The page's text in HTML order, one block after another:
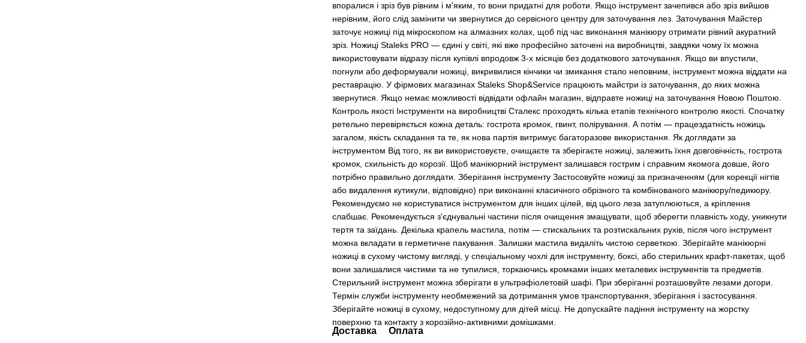
впоралися і зріз був рівним і м'яким, то вони придатні для роботи. Якщо інструмент зачепився або зріз вийшов
нерівним, його слід замінити чи звернутися до сервісного центру для заточування лез. Заточування Майстер
заточує ножиці під мікроскопом на алмазних колах, щоб під час виконання манікюру отримати рівний акуратний
зріз. Ножиці Staleks PRO — єдині у світі, які вже професійно заточені на виробництві, завдяки чому їх можна
використовувати відразу після купівлі впродовж 3-х місяців без додаткового заточування. Якщо ви впустили,
погнули або деформували ножиці, викривилися кінчики чи змикання стало неповним, інструмент можна віддати на
реставрацію. У фірмових магазинах Staleks Shop&Service працюють майстри із заточування, до яких можна
звернутися. Якщо немає можливості відвідати офлайн магазин, відправте ножиці на заточування Новою Поштою.
Контроль якості Інструменти на виробництві Сталекс проходять кілька етапів технічного контролю якості. Спочатку
ретельно перевіряється кожна деталь: гострота кромок, гвинт, полірування. А потім — працездатність ножиць
загалом, якість складання та те, як нова партія витримує багаторазове використання. Як доглядати за
інструментом Від того, як ви використовуєте, очищаєте та зберігаєте ножиці, залежить їхня довговічність, гострота
кромок, схильність до корозії. Щоб манікюрний інструмент залишався гострим і справним якомога довше, його
потрібно правильно доглядати. Зберігання інструменту Застосовуйте ножиці за призначенням (для корекції нігтів
або видалення кутикули, відповідно) при виконанні класичного обрізного та комбінованого манікюру/педикюру.
Рекомендуємо не користуватися інструментом для інших цілей, від цього леза затуплюються, а кріплення
слабшає. Рекомендується з'єднувальні частини після очищення змащувати, щоб зберегти плавність ходу, уникнути
тертя та заїдань. Декілька крапель мастила, потім — стискальних та розтискальних рухів, після чого інструмент
можна вкладати в герметичне пакування. Залишки мастила видаліть чистою серветкою. Зберігайте манікюрні
ножиці в сухому чистому вигляді, у спеціальному чохлі для інструменту, боксі, або стерильних крафт-пакетах, щоб
вони залишалися чистими та не тупилися, торкаючись кромками інших металевих інструментів та предметів.
Стерильний інструмент можна зберігати в ультрафіолетовій шафі. При зберіганні розташовуйте лезами догори.
Термін служби інструменту необмежений за дотримання умов транспортування, зберігання і застосування.
Зберігайте ножиці в сухому, недоступному для дітей місці. Не допускайте падіння інструменту на жорстку
поверхню та контакту з корозійно-активними домішками.
Доставка Оплата